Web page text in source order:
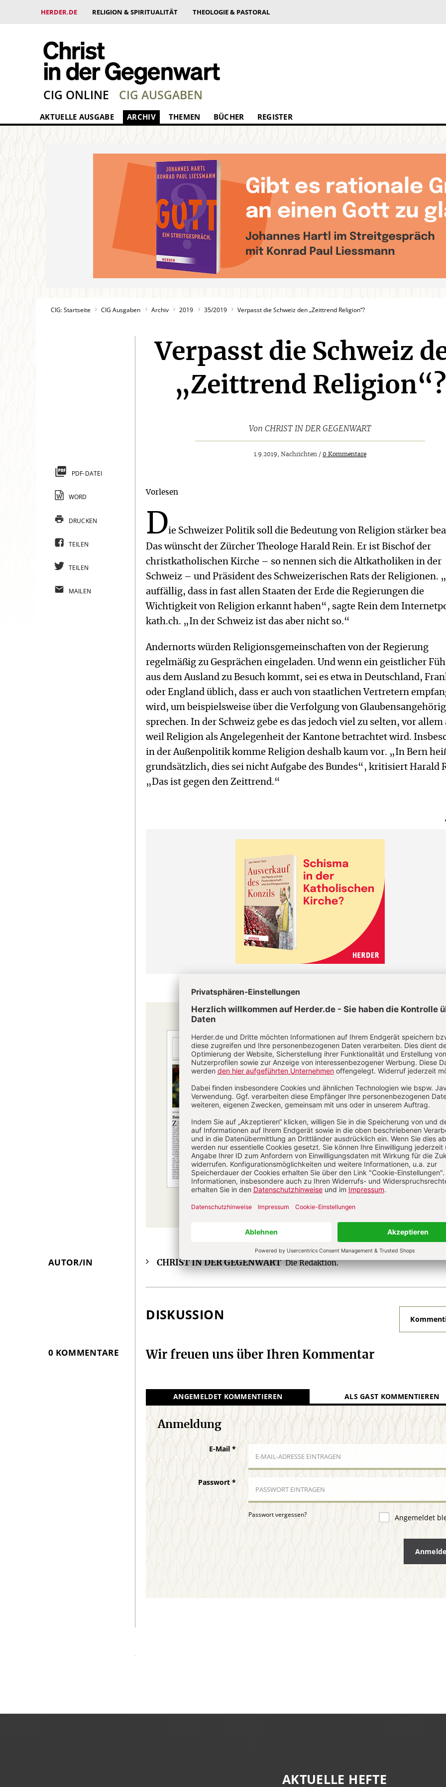
HERDER.DE RELIGION & SPIRITUALITÄT THEOLOGIE & PASTORAL
CIG ONLINE CIG AUSGABEN
AKTUELLE AUSGABE ARCHIV THEMEN BÜCHER REGISTER
CIG: Startseite CIG Ausgaben Archiv 2019 35/2019 Verpasst die Schweiz den „Zeittrend Religion“?
Verpasst die Schweiz
„Zeittrend Religion“?
Von CHRIST IN DER GEGENWART
1.9.2019, Nachrichten / 0 Kommentare
Vorlesen
Die Schweizer Politik soll die Bedeutung von Religion stärker
Das wünscht der Zürcher Theologe Harald Rein. Er ist Bischof der
christkatholischen Kirche – so nennen sich die Altkatholiken in der
Schweiz – und Präsident des Schweizerischen Rats der Religionen.
auffällig, dass in fast allen Staaten der Erde die Regierungen die
Wichtigkeit von Religion erkannt haben“, sagte Rein dem
kath.ch. „In der Schweiz ist das aber nicht so.“
Andernorts würden Religionsgemeinschaften von der Regierung
regelmäßig zu Gesprächen eingeladen. Und wenn ein geistlicher
aus dem Ausland zu Besuch kommt, sei es etwa in Deutschland,
oder England üblich, dass er auch von staatlichen Vertretern
wird, um beispielsweise über die Verfolgung von
sprechen. In der Schweiz gebe es das jedoch viel zu selten, vor allem
weil Religion als Angelegenheit der Kantone betrachtet wird.
in der Außenpolitik komme Religion deshalb kaum vor. „In Bern
grundsätzlich, dies sei nicht Aufgabe des Bundes“, kritisiert Harald
„Das ist gegen den Zeittrend.“
CHRIST IN DER GEGENWART IM ABO
Unsere Wochenzeitschrift bietet Ihnen
Nachrichten und Berichte über aktuelle
Ereignisse aus christlicher Perspektive,
Analysen geistiger, politischer und
religiöser Entwicklungen sowie
für ein modernes christliches Leben.
Zum Kennenlernen: 4 Wochen gratis
Jetzt gratis testen
PDF-DATEI
WORD
DRUCKEN
TEILEN
TEILEN
MAILEN
Überschrift
AUTOR/IN CHRIST IN DER GEGENWART Die Redaktion.
DISKUSSION
0 KOMMENTARE Wir freuen uns über Ihren Kommentar
ANGEMELDET KOMMENTIEREN ALS GAST KOMMENTIEREN
Anmeldung
E-Mail *
Passwort*
Passwort vergessen? Angemeldet
AKTUELLE HEFTE